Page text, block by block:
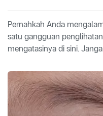
Pernahkah Anda
satu gangguan
mengatasinya di sini.